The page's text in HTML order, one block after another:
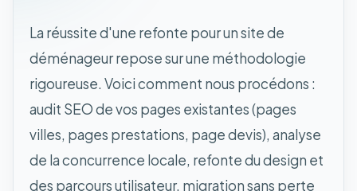
La réussite d'une refonte pour un site de
déménageur repose sur une méthodologie
rigoureuse. Voici comment nous procédons :
audit SEO de vos pages existantes (pages
villes, pages prestations, page devis), analyse
de la concurrence locale, refonte du design et
des parcours utilisateur, migration sans perte